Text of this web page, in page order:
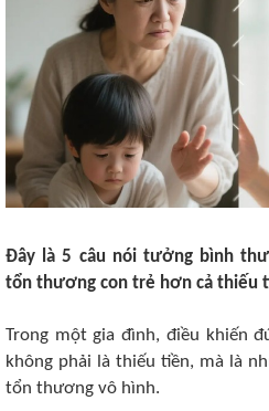
Đây là 5 câu nói tưởng bình
tổn thương con trẻ hơn cả thiếu
Trong một gia đình, điều khiến
không phải là thiếu tiền, mà là
tổn thương vô hình.